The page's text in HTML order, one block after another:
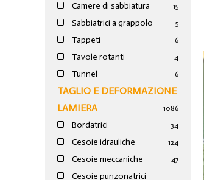
Camere di sabbiatura 15
Sabbiatrici a grappolo 5
Tappeti 6
Tavole rotanti 4
Tunnel 6
TAGLIO E DEFORMAZIONE
LAMIERA
1086
Bordatrici 34
Cesoie idrauliche 124
Cesoie meccaniche 47
Cesoie punzonatrici